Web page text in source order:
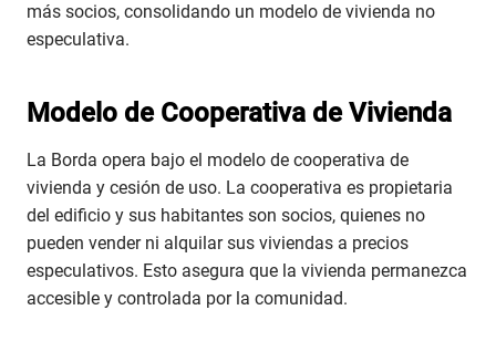
más socios, consolidando un modelo de vivienda no
especulativa.
Modelo de Cooperativa de Vivienda
La Borda opera bajo el modelo de cooperativa de
vivienda y cesión de uso. La cooperativa es propietaria
del edificio y sus habitantes son socios, quienes no
pueden vender ni alquilar sus viviendas a precios
especulativos. Esto asegura que la vivienda permanezca
accesible y controlada por la comunidad.